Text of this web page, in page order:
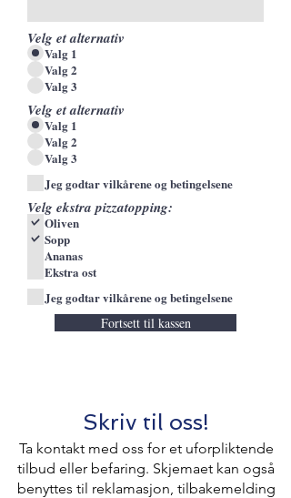
Velg et alternativ
Valg 1
Valg 2
Valg 3
Velg et alternativ
Valg 1
Valg 2
Valg 3
Jeg godtar vilkårene og betingelsene
Velg ekstra pizzatopping:
Oliven
Sopp
Ananas
Ekstra ost
Jeg godtar vilkårene og betingelsene
Fortsett til kassen
Skriv til oss!
Ta kontakt med oss for et uforpliktende
tilbud eller befaring. Skjemaet kan også
benyttes til reklamasjon, tilbakemelding